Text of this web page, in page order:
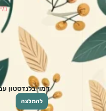
דמוי בלנדסטון עם/
להמלצה